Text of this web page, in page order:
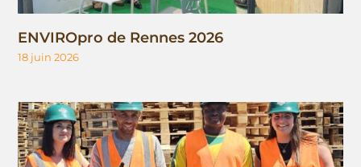
ENVIROpro de Rennes 2026
18 juin 2026